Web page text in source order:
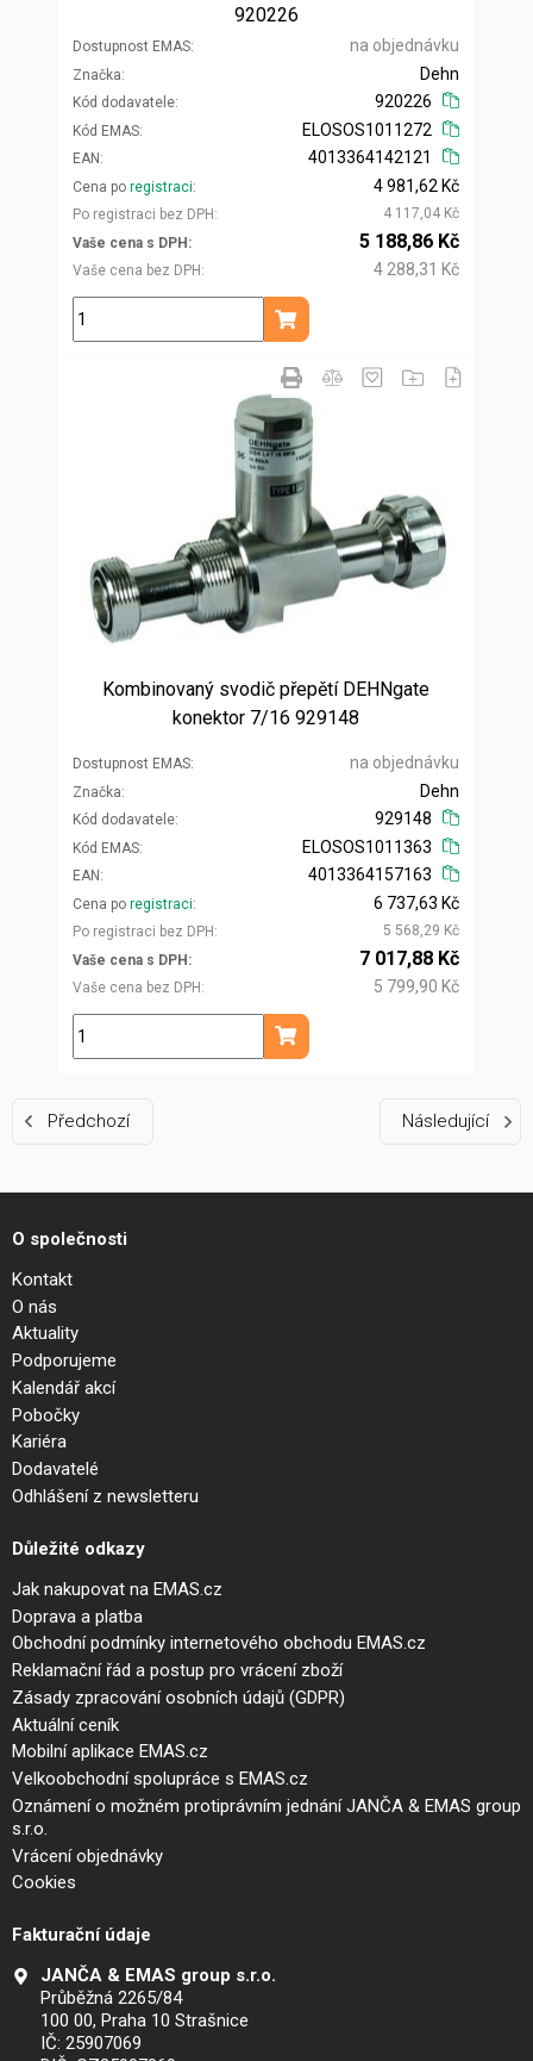
920226
Dostupnost EMAS na objednávku
Značka
Kód dodavatele
Dehn
920226
Kód EMAS
EAN
ELOSOS1011272
4013364142121
Cena po registraci
Po registraci bez DPH
4 981,62 Kč
4 117,04 Kč
Vaše cena s DPH
Vaše cena bez DPH
5 188,86 Kč
4 288,31 Kč
ks
Přidat do košíku
Kombinovaný svodič přepětí DEHNgate
konektor 7/16 929148
Dostupnost EMAS na objednávku
Značka
Kód dodavatele
Dehn
929148
Kód EMAS
EAN
ELOSOS1011363
4013364157163
Cena po registraci
Po registraci bez DPH
6 737,63 Kč
5 568,29 Kč
Vaše cena s DPH
Vaše cena bez DPH
7 017,88 Kč
5 799,90 Kč
ks
Přidat do košíku
Předchozí Následující
O společnosti
Kontakt
O nás
Aktuality
Podporujeme
Kalendář akcí
Pobočky
Kariéra
Dodavatelé
Odhlášení z newsletteru
Důležité odkazy
Jak nakupovat na EMAS.cz
Doprava a platba
Obchodní podmínky internetového obchodu EMAS.cz
Reklamační řád a postup pro vrácení zboží
Zásady zpracování osobních údajů (GDPR)
Aktuální ceník
Mobilní aplikace EMAS.cz
Velkoobchodní spolupráce s EMAS.cz
Oznámení o možném protiprávním jednání JANČA & EMAS group
s.r.o.
Vrácení objednávky
Cookies
Fakturační údaje
JANČA & EMAS group s.r.o.
Průběžná 2265/84
100 00, Praha 10 Strašnice
IČ: 25907069